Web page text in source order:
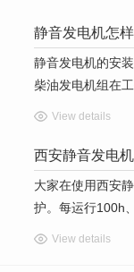
电机组的日常工
组:油位和冷却液
静音发电机怎
静音发电机的安
柴油发电机组在
方法。那么，你
此，小编凭借更
View details
大家在使用西安
护。每运行100h
View details